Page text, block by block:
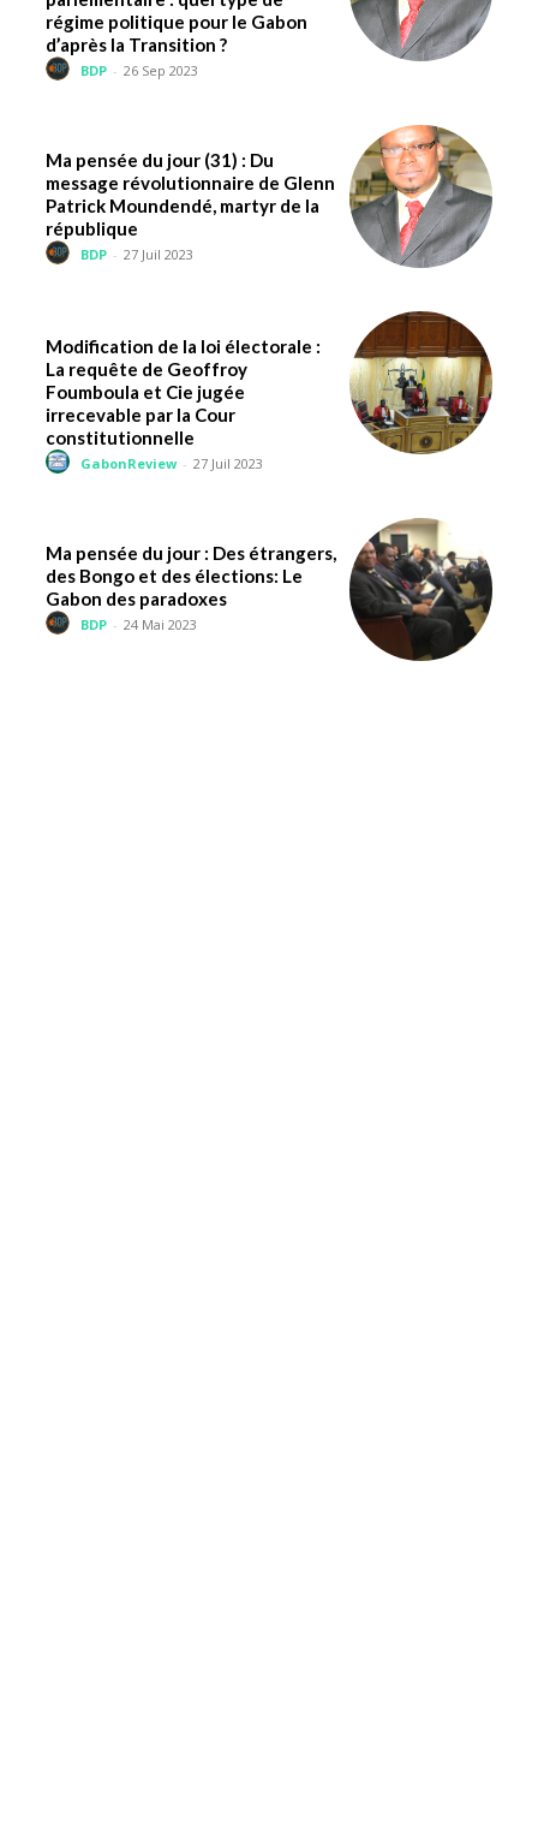
régime politique pour le Gabon
d’après la Transition ?
BDP - 26 Sep 2023
Ma pensée du jour (31) : Du
message révolutionnaire de Glenn
Patrick Moundendé, martyr de la
république
BDP - 27 Juil 2023
Modification de la loi électorale :
La requête de Geoffroy
Foumboula et Cie jugée
irrecevable par la Cour
constitutionnelle
GabonReview - 27 Juil 2023
Ma pensée du jour : Des étrangers,
des Bongo et des élections: Le
Gabon des paradoxes
BDP - 24 Mai 2023